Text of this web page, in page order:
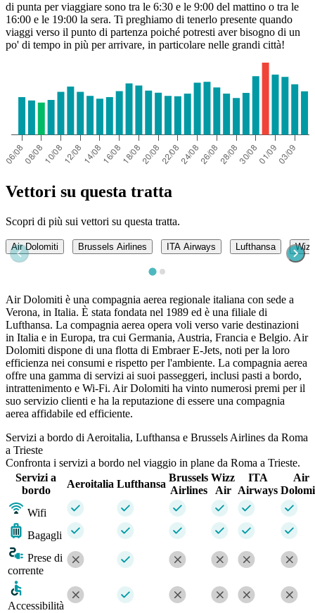
di punta per viaggiare sono tra le 6:30 e le 9:00 del mattino o tra le
16:00 e le 19:00 la sera. Ti preghiamo di tenerlo presente quando
viaggi verso il punto di partenza poiché potresti aver bisogno di un
po' di tempo in più per arrivare, in particolare nelle grandi città!
Vettori su questa tratta
Scopri di più sui vettori su questa tratta.
Air Dolomiti Brussels Airlines ITA Airways Lufthansa
Air Dolomiti è una compagnia aerea regionale italiana con sede a
Verona, in Italia. È stata fondata nel 1989 ed è una filiale di
Lufthansa. La compagnia aerea opera voli verso varie destinazioni
in Italia e in Europa, tra cui Germania, Austria, Francia e Belgio. Air
Dolomiti dispone di una flotta di Embraer E-Jets, noti per la loro
efficienza nei consumi e rispetto per l'ambiente. La compagnia aerea
offre una gamma di servizi ai suoi passeggeri, inclusi pasti a bordo,
intrattenimento e Wi-Fi. Air Dolomiti ha vinto numerosi premi per il
suo servizio clienti e ha la reputazione di essere una compagnia
aerea affidabile ed efficiente.
Servizi a bordo di Aeroitalia, Lufthansa e Brussels Airlines da Roma
a Trieste
Confronta i servizi a bordo nel viaggio in plane da Roma a Trieste.
Servizi a
bordo
Aeroitalia Lufthansa
Brussels
Airlines
Wizz
Air
ITA
Airways
Air
Wifi
Bagagli
Prese di
corrente
Accessibilità